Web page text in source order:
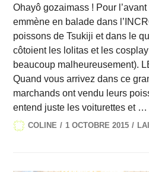
Ohayô gozaimass ! Pour
emmène en balade dans
poissons de Tsukiji et dans le
côtoient les lolitas et les
beaucoup malheureusement).
Quand vous arrivez dans ce
marchands ont vendu leurs
entend juste les voiturettes et
COLINE 1 OCTOBRE 2015